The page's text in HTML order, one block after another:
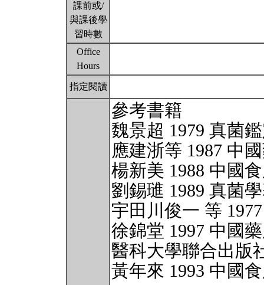
課前或/
與課後學
習時數
Office
Hours
指定閱讀
參考書籍
魏景超 1979 真菌
應建浙等 1987 中
楊新美 1988 中國
劉錫璡 1989 真菌
宇田川俊一 等
徐錦堂 1997 中國
醫科大學聯合出版
黃年來 1993 中國